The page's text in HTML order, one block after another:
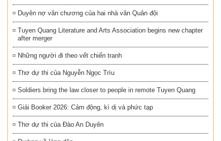
Duyên nợ văn chương của hai nhà văn Quân đội
Tuyen Quang Literature and Arts Association begins new chapter
after merger
Những người đi theo vết chiến tranh
Thơ dự thi của Nguyễn Ngọc Trìu
Soldiers bring the law closer to people in remote Tuyen Quang
Giải Booker 2026: Cảm động, kì dị và phức tạp
Thơ dự thi của Đào An Duyên